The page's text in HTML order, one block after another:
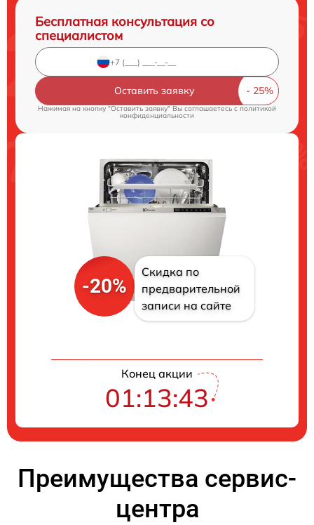
Бесплатная консультация со
специалистом
Оставить заявку
Нажимая на кнопку "Оставить заявку" Вы соглашаетесь cполитикой
конфиденциальности
-20%
Скидка по
предварительной
записи на сайте
Конец акции
01:13:42
Преимущества сервис-
центра